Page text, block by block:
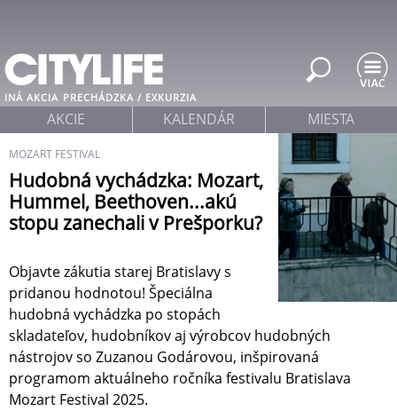
INÁ AKCIA PRECHÁDZKA / EXKURZIA
MOZART FESTIVAL
Hudobná vychádzka: Mozart,
Hummel, Beethoven...akú
stopu zanechali v Prešporku?
Objavte zákutia starej Bratislavy s
pridanou hodnotou! Špeciálna
hudobná vychádzka po stopách
skladateľov, hudobníkov aj výrobcov hudobných
nástrojov so Zuzanou Godárovou, inšpirovaná
programom aktuálneho ročníka festivalu Bratislava
Mozart Festival 2025.
AKCIE KALENDÁR MIESTA